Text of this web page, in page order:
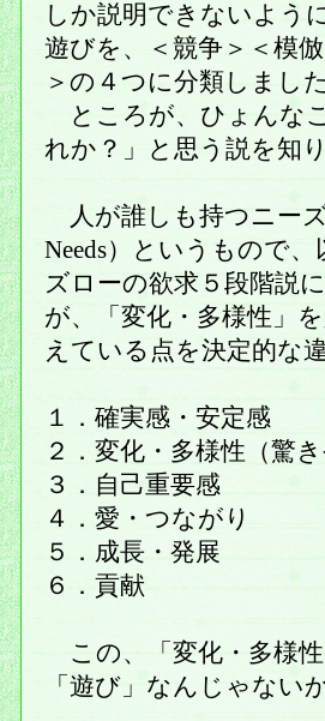
しか説明できないよう
遊びを、＜競争＞＜模
＞の４つに分類しまし
ところが、ひょんな
れか？」と思う説を知
人が誰しも持つニー
Needs）というもので
ズローの欲求５段階説
が、「変化・多様性」
えている点を決定的な
１．確実感・安定感
２．変化・多様性（驚
３．自己重要感
４．愛・つながり
５．成長・発展
６．貢献
この、「変化・多様
「遊び」なんじゃない